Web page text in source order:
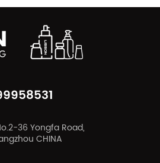
36 Yongfa Road,
CHINA